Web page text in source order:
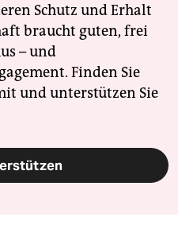
Schutz und Erhalt
braucht guten, frei
– und
Finden Sie
und unterstützen Sie